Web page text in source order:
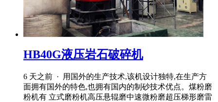
HB40G液压岩石破碎机
6 天之前 · 用国外的生产技术,该机设计独特,在生产方
面拥有国外的特色,也拥有国内的制砂技术优点。煤粉磨
粉机有 立式磨粉机高压悬辊磨中速微粉磨超压梯形磨雷